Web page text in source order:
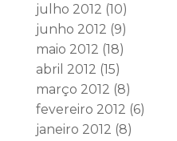
julho 2012 (10)
junho 2012 (9)
maio 2012 (18)
abril 2012 (15)
março 2012 (8)
fevereiro 2012 (6)
janeiro 2012 (8)